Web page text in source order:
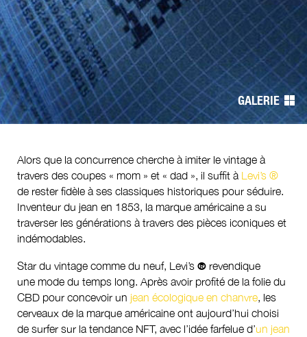
GALERIE
Alors que la concurrence cherche à imiter le vintage à
travers des coupes « mom » et « dad », il suffit à Levi’s ®
de rester fidèle à ses classiques historiques pour séduire.
Inventeur du jean en 1853, la marque américaine a su
traverser les générations à travers des pièces iconiques et
indémodables.
Star du vintage comme du neuf, Levi’s ® revendique
une mode du temps long. Après avoir profité de la folie du
CBD pour concevoir un jean écologique en chanvre, les
cerveaux de la marque américaine ont aujourd’hui choisi
de surfer sur la tendance NFT, avec l’idée farfelue d’un jean
Navigation
de
l’article